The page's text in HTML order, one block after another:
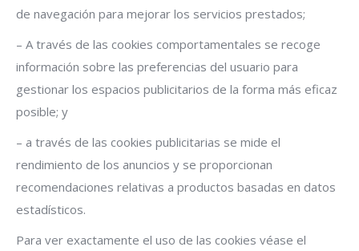
de navegación para mejorar los servicios prestados;
– A través de las cookies comportamentales se recoge
información sobre las preferencias del usuario para
gestionar los espacios publicitarios de la forma más eficaz
posible; y
– a través de las cookies publicitarias se mide el
rendimiento de los anuncios y se proporcionan
recomendaciones relativas a productos basadas en datos
estadísticos.
Para ver exactamente el uso de las cookies véase el